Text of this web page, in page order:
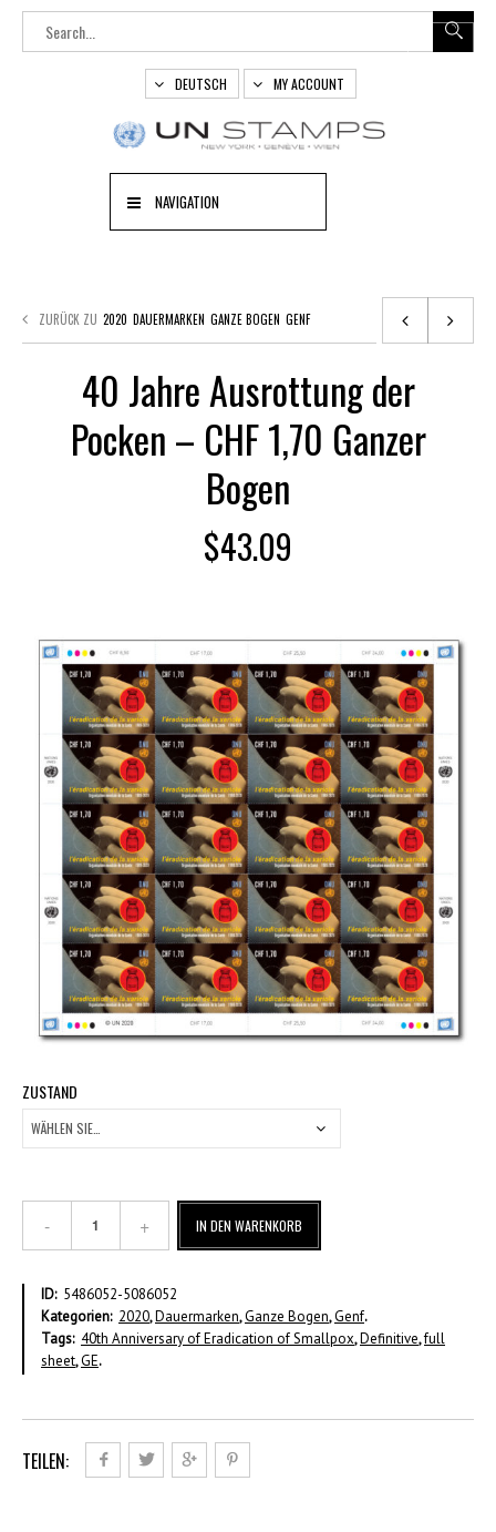
DEUTSCH MY ACCOUNT
NAVIGATION
ZURÜCK ZU 2020 DAUERMARKEN GANZE BOGEN GENF
40 Jahre Ausrottung der
Pocken – CHF 1,70 Ganzer
Bogen
$43.09
ZUSTAND
Jahre
Ausrottung
Pocken
CHF
1,70
IN DEN WARENKORB
ID: 5486052-5086052
Kategorien: 2020,Dauermarken,Ganze Bogen,Genf.
Tags: 40th Anniversary of Eradication of Smallpox,Definitive,full
sheet,GE.
TEILEN: